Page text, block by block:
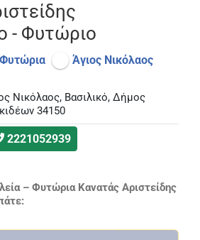
- Φυτώριο
Άγιος Νικόλαος
Νικόλαος, Βασιλικό, Δήμος
34150
2221052939
– Φυτώρια Κανατάς Αριστείδης